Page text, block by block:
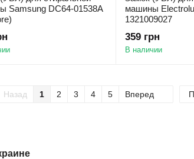
Samsung DC64-01538A
машины
1321009027
359 грн
В наличии
Назад 1 2 3 4 5 Вперед